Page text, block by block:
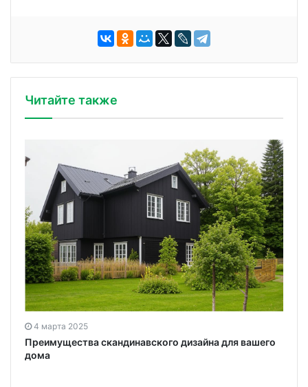
Читайте также
4 марта 2025
Преимущества скандинавского дизайна для вашего
дома